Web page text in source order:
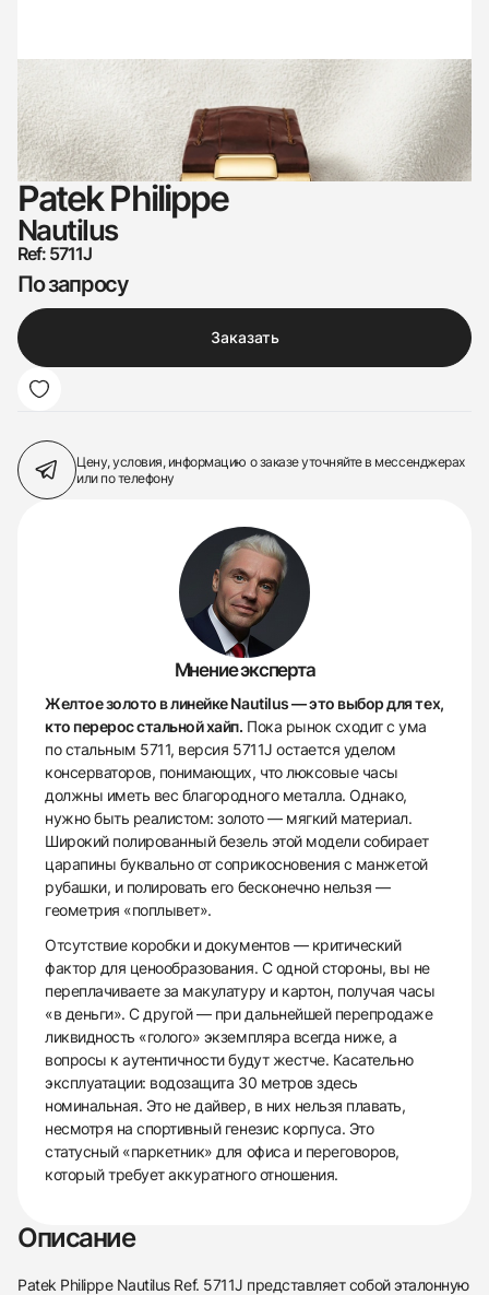
Patek Philippe
Nautilus
Ref: 5711J
По запросу
Заказать
Цену, условия, информацию о заказеуточняйте в мессенджерах
или по телефону
Мнение эксперта
Желтое золото в линейке Nautilus — это выбор для тех,
кто перерос стальной хайп. Пока рынок сходит с ума
по стальным 5711, версия 5711J остается уделом
консерваторов, понимающих, что люксовые часы
должны иметь вес благородного металла. Однако,
нужно быть реалистом: золото — мягкий материал.
Широкий полированный безель этой модели собирает
царапины буквально от соприкосновения с манжетой
рубашки, и полировать его бесконечно нельзя —
геометрия «поплывет».
Отсутствие коробки и документов — критический
фактор для ценообразования. С одной стороны, вы не
переплачиваете за макулатуру и картон, получая часы
«в деньги». С другой — при дальнейшей перепродаже
ликвидность «голого» экземпляра всегда ниже, а
вопросы к аутентичности будут жестче. Касательно
эксплуатации: водозащита 30 метров здесь
номинальная. Это не дайвер, в них нельзя плавать,
несмотря на спортивный генезис корпуса. Это
статусный «паркетник» для офиса и переговоров,
который требует аккуратного отношения.
Описание
Patek Philippe Nautilus Ref. 5711J представляет собой эталонную